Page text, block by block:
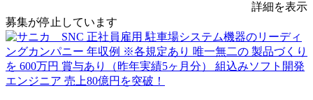
詳細を表示
募集が停止しています